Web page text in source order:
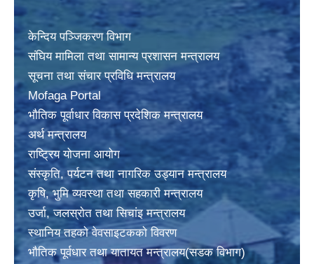
केन्दिय पञ्जिकरण विभाग
संघिय मामिला तथा सामान्य प्रशासन मन्त्रालय
सूचना तथा संचार प्रविधि मन्त्रालय
Mofaga Portal
भाैतिक पूर्वाधार विकास प्रदेशिक मन्त्रालय
अर्थ मन्त्रालय
राष्ट्रिय योजना आयोग
संस्कृति, पर्यटन तथा नागरिक उड्यान मन्त्रालय
कृषि, भुमि व्यवस्था तथा सहकारी मन्त्रालय
उर्जा, जलस्राेत तथा सिचांइ मन्त्रालय
स्थानिय तहकाे वेवसाइटककाे विवरण
भाैतिक पूर्वधार तथा यातायत मन्त्रालय(सडक विभाग)